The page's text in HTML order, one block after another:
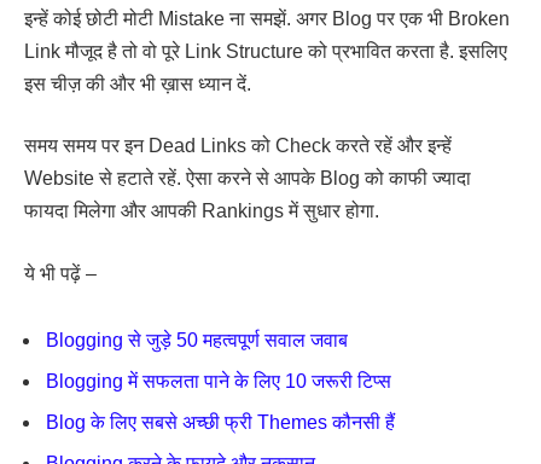
इन्हें कोई छोटी मोटी Mistake ना समझें. अगर Blog पर एक भी Broken
Link मौजूद है तो वो पूरे Link Structure को प्रभावित करता है. इसलिए
इस चीज़ की और भी ख़ास ध्यान दें.
समय समय पर इन Dead Links को Check करते रहें और इन्हें
Website से हटाते रहें. ऐसा करने से आपके Blog को काफी ज्यादा
फायदा मिलेगा और आपकी Rankings में सुधार होगा.
ये भी पढ़ें –
Blogging से जुड़े 50 महत्वपूर्ण सवाल जवाब
Blogging में सफलता पाने के लिए 10 जरूरी टिप्स
Blog के लिए सबसे अच्छी फ्री Themes कौनसी हैं